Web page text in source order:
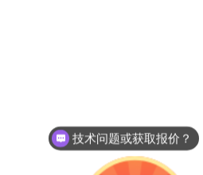
技术问题或获取报价？